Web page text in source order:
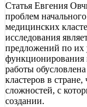
Статья Евгения
проблем
медицинских
исследования
предложений по их
функционирования
работы
кластеров в
сложностей, с
создании.